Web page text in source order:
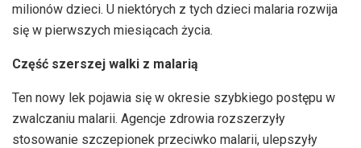
milionów dzieci. U niektórych z tych dzieci malaria rozwija
się w pierwszych miesiącach życia.
Część szerszej walki z malarią
Ten nowy lek pojawia się w okresie szybkiego postępu w
zwalczaniu malarii. Agencje zdrowia rozszerzyły
stosowanie szczepionek przeciwko malarii, ulepszyły